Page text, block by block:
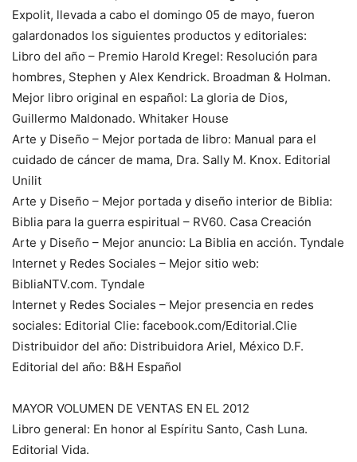
Expolit, llevada a cabo el domingo 05 de mayo, fueron
galardonados los siguientes productos y editoriales:
Libro del año – Premio Harold Kregel: Resolución para
hombres, Stephen y Alex Kendrick. Broadman & Holman.
Mejor libro original en español: La gloria de Dios,
Guillermo Maldonado. Whitaker House
Arte y Diseño – Mejor portada de libro: Manual para el
cuidado de cáncer de mama, Dra. Sally M. Knox. Editorial
Unilit
Arte y Diseño – Mejor portada y diseño interior de Biblia:
Biblia para la guerra espiritual – RV60. Casa Creación
Arte y Diseño – Mejor anuncio: La Biblia en acción. Tyndale
Internet y Redes Sociales – Mejor sitio web:
BibliaNTV.com. Tyndale
Internet y Redes Sociales – Mejor presencia en redes
sociales: Editorial Clie: facebook.com/Editorial.Clie
Distribuidor del año: Distribuidora Ariel, México D.F.
Editorial del año: B&H Español
MAYOR VOLUMEN DE VENTAS EN EL 2012
Libro general: En honor al Espíritu Santo, Cash Luna.
Editorial Vida.